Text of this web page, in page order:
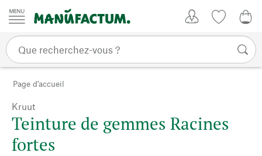
Passer au contenu
Page d'accueil
Kruut
Teinture de gemmes Racines
fortes